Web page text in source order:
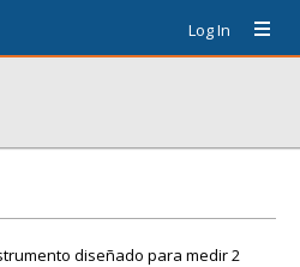
Log In
diseñado para medir 2